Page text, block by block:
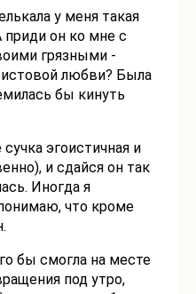
у меня такая
он ко мне с
грязными -
любви? Была
бы кинуть
эгоистичная и
и сдайся он так
Иногда я
что кроме
бы смогла на месте
под утро,